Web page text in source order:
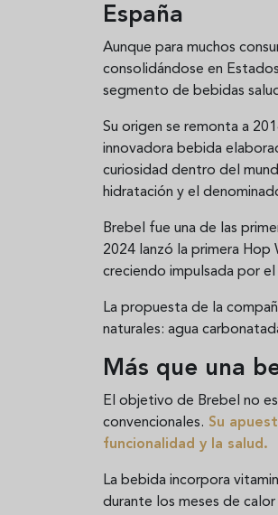
España
Aunque para muchos
consolidándose en
segmento de bebidas
Su origen se remonta a
innovadora bebida
curiosidad dentro del
hidratación y el
Brebel fue una de las
2024 lanzó la primera Hop
creciendo impulsada por
La propuesta de la
naturales: agua
Más que una
El objetivo de Brebel no
convencionales. Su
funcionalidad y la salud.
La bebida incorpora
durante los meses de